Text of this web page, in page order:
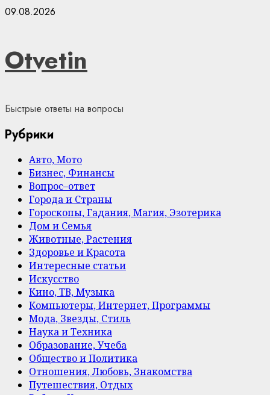
Skip
09.08.2026
Otvetin
Быстрые ответы на вопросы
Рубрики
Авто, Мото
Бизнес, Финансы
Вопрос–ответ
Города и Страны
Гороскопы, Гадания, Магия, Эзотерика
Дом и Семья
Животные, Растения
Здоровье и Красота
Интересные статьи
Искусство
Кино, ТВ, Музыка
Компьютеры, Интернет, Программы
Мода, Звезды, Стиль
Наука и Техника
Образование, Учеба
Общество и Политика
Отношения, Любовь, Знакомства
Путешествия, Отдых